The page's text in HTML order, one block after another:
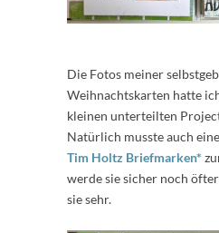
Die Fotos meiner
Weihnachtskarten hatte
kleinen unterteilten
Natürlich musste auch
Tim Holtz Briefmarken*
werde sie sicher noch
sie sehr.